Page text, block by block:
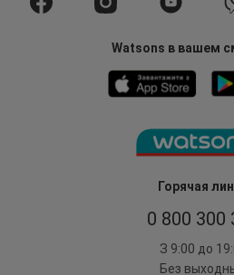
Горячая
0 800 300
З 9:00 до
Без
Watsons в вашем